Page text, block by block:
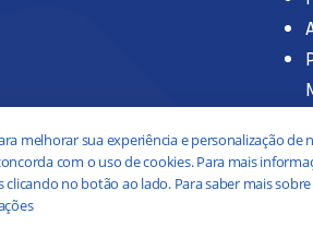
melhorar sua experiência e personalização de
com o uso de cookies. Para mais
clicando no botão ao lado. Para saber mais